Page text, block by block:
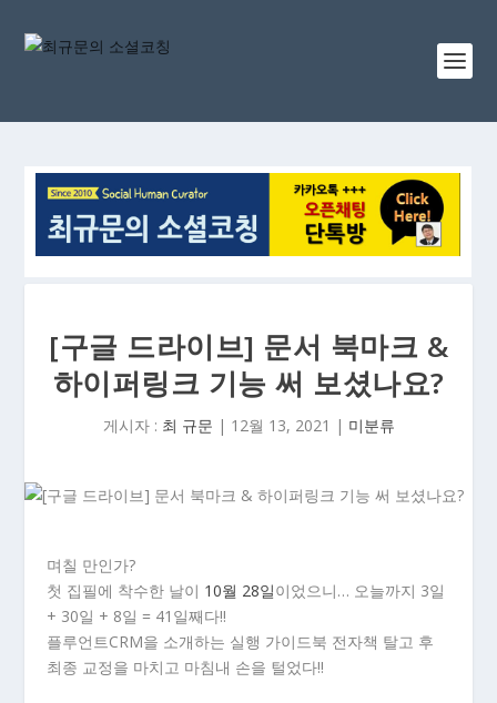
[구글 드라이브] 문서 북마크 &
하이퍼링크 기능 써 보셨나요?
게시자 : 최 규문 | 12월 13, 2021 | 미분류
며칠 만인가?
첫 집필에 착수한 날이 10월 28일이었으니… 오늘까지 3일
+ 30일 + 8일 = 41일째다!!
플루언트CRM을 소개하는 실행 가이드북 전자책 탈고 후
최종 교정을 마치고 마침내 손을 털었다!!